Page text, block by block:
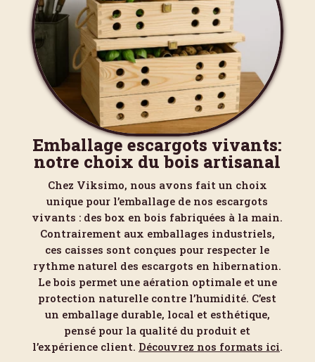
Emballage escargots vivants:
notre choix du bois artisanal
Chez Viksimo, nous avons fait un choix
unique pour l’emballage de nos escargots
vivants : des box en bois fabriquées à la main.
Contrairement aux emballages industriels,
ces caisses sont conçues pour respecter le
rythme naturel des escargots en hibernation.
Le bois permet une aération optimale et une
protection naturelle contre l’humidité. C’est
un emballage durable, local et esthétique,
pensé pour la qualité du produit et
l’expérience client. Découvrez nos formats ici.